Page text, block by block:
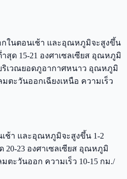
ในตอนเช้า และอุณหภูมิจะสูงขึ้น
สุด 15-21 องศาเซลเซียส อุณหภูมิ
บริเวณยอดภูอากาศหนาว อุณหภูมิ
มตะวันออกเฉียงเหนือ ความเร็ว
ช้า และอุณหภูมิจะสูงขึ้น 1-2
20-23 องศาเซลเซียส อุณหภูมิ
มตะวันออก ความเร็ว 10-15 กม./